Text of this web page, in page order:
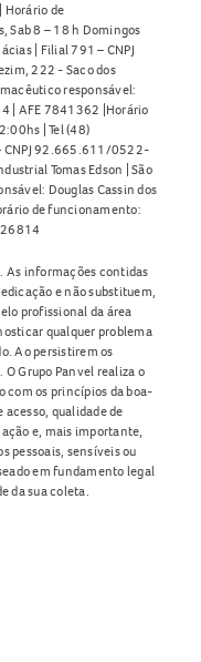
Horário de
Sab 8 – 18 h Domingos
| Filial 791 – CNPJ
222 - Saco dos
responsável:
| AFE 7841362 |Horário
| Tel (48)
CNPJ 92.665.611/0522-
Tomas Edson | São
Douglas Cassin dos
de funcionamento:
As informações contidas
e não substituem,
profissional da área
qualquer problema
Ao persistirem os
Grupo Panvel realiza o
com os princípios da boa-
qualidade de
e, mais importante,
pessoais, sensíveis ou
em fundamento legal
da sua coleta.